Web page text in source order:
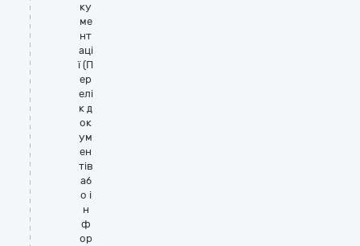
ку
ме
нт
аці
ї (П
ер
елі
к д
ок
ум
ен
тів
аб
о і
н
ф
ор